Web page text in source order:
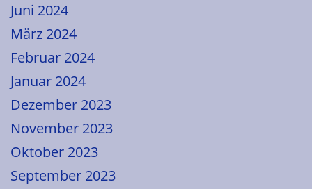
Juni 2024
März 2024
Februar 2024
Januar 2024
Dezember 2023
November 2023
Oktober 2023
September 2023